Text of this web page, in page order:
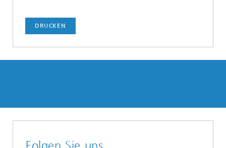
DRUCKEN